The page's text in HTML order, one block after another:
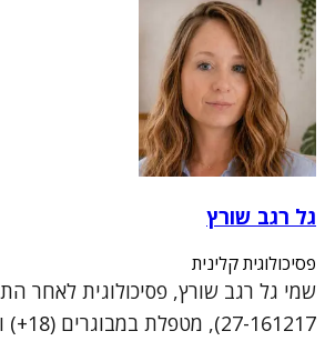
גל רגב שורץ
פסיכולוגית קלינית
שמי גל רגב שורץ, פסיכולוגית לאחר
27-